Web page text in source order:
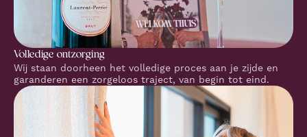
Volledige ontzorging
Wij staan doorheen het volledige proces aan je zijde en
garanderen een zorgeloos traject, van begin tot eind.